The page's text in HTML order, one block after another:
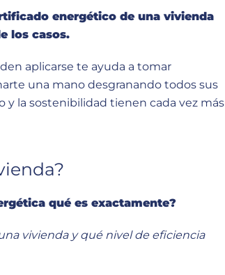
energético de una vivienda
los casos.
aplicarse te ayuda a tomar
una mano desgranando todos sus
la sostenibilidad tienen cada vez más
qué es exactamente?
vivienda y qué nivel de eficiencia